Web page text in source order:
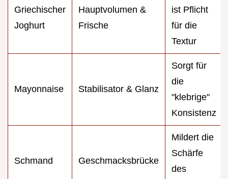
Griechischer
Joghurt
Hauptvolumen &
Frische
ist Pflicht
für die
Textur
Mayonnaise Stabilisator & Glanz
Sorgt für
die
"klebrige"
Konsistenz
Schmand Geschmacksbrücke
Mildert die
Schärfe
des